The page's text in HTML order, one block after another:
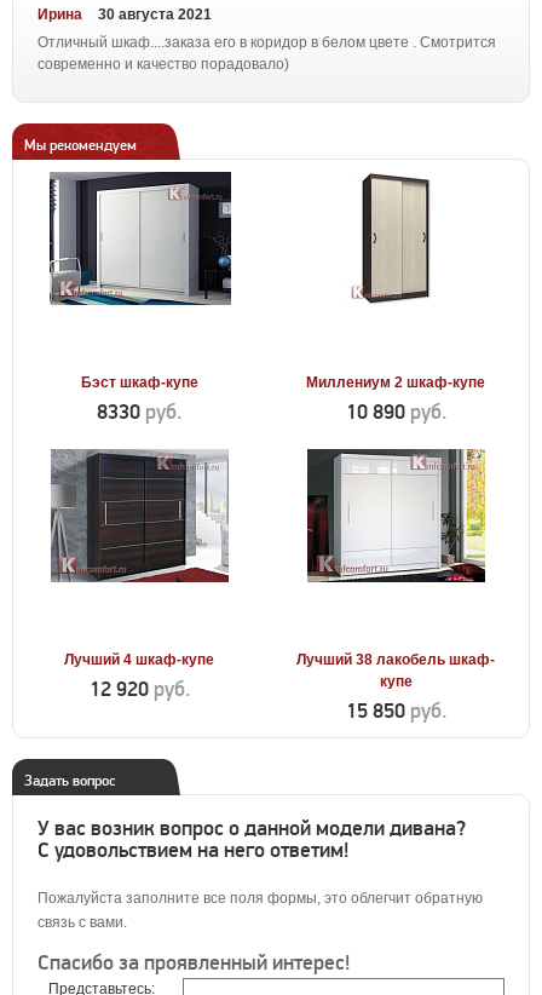
Ирина
30 августа 2021
Отличный шкаф....заказа его в коридор в белом цвете . Смотрится
современно и качество порадовало)
Мы рекомендуем
Бэст шкаф-купе
8330 руб.
Миллениум 2 шкаф-купе
10 890 руб.
Лучший 4 шкаф-купе
12 920 руб.
Лучший 38 лакобель шкаф-
купе
15 850 руб.
Задать вопрос
У вас возник вопрос о данной модели дивана?
С удовольствием на него ответим!
Пожалуйста заполните все поля формы, это облегчит обратную
связь с вами.
Спасибо за проявленный интерес!
Представьтесь: